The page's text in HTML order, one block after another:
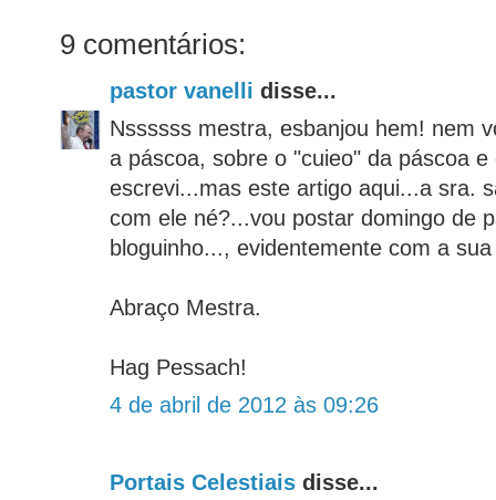
9 comentários:
pastor vanelli disse...
Nssssss mestra, esbanjou hem! nem
a páscoa, sobre o "cuieo" da páscoa
escrevi...mas este artigo aqui...a sra.
com ele né?...vou postar domingo de
bloguinho..., evidentemente com a
Abraço Mestra.
Hag Pessach!
4 de abril de 2012 às 09:26
Portais Celestiais disse...